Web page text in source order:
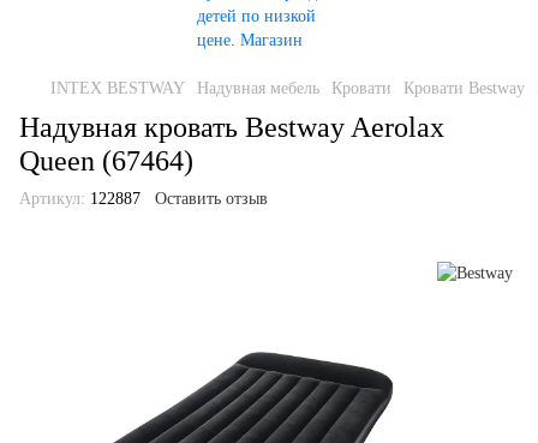
INTEX BESTWAY Надувная мебель Кровати Кровати Bestway
Надувная кровать Bestway Aerolax
Queen (67464)
Артикул: 122887 Оставить отзыв